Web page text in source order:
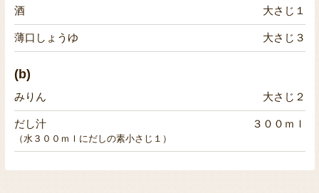
酒 大さじ１
薄口しょうゆ 大さじ３
(b)
みりん 大さじ２
だし汁 ３００ｍｌ
（水３００ｍｌにだしの素小さじ１）